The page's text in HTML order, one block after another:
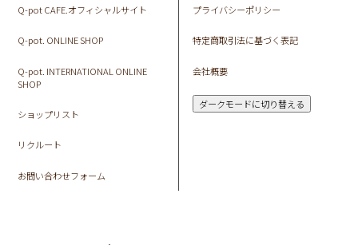
Q-pot CAFE.オフィシャルサイト
Q-pot. ONLINE SHOP
Q-pot. INTERNATIONAL ONLINE
SHOP
ショップリスト
リクルート
お問い合わせフォーム
プライバシーポリシー
特定商取引法に基づく表記
会社概要
ダークモードに切り替える